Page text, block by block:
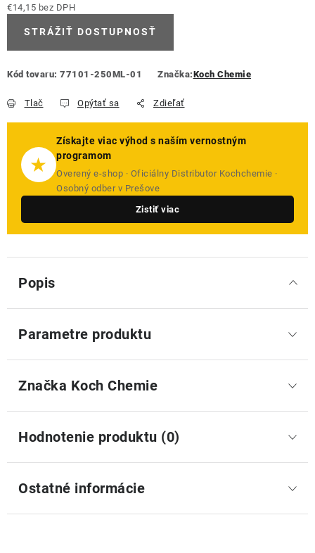
€14,15 bez DPH
STRÁŽIŤ DOSTUPNOSŤ
Kód tovaru: 77101-250ML-01 Značka:Koch Chemie
Tlač Opýtať sa Zdieľať
★
Získajte viac výhod s naším vernostným
programom
Overený e-shop · Oficiálny Distributor Kochchemie ·
Osobný odber v Prešove
Zistiť viac
Popis
Parametre produktu
Značka Koch Chemie
Hodnotenie produktu (0)
Ostatné informácie